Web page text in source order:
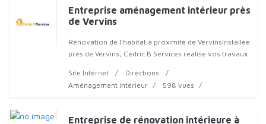
Entreprise aménagement intérieur près
de Vervins
Rénovation de l'habitat à proximité de VervinsInstallée
près de Vervins, Cédric.B Services réalise vos travaux
La rénovation
Site Internet
Directions
Aménagement intérieur
598 vues
Entreprise de rénovation intérieure à